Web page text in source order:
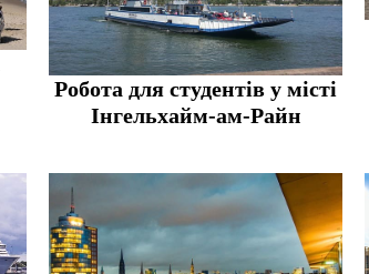
Робота для студентів у місті
Інгельхайм-ам-Райн